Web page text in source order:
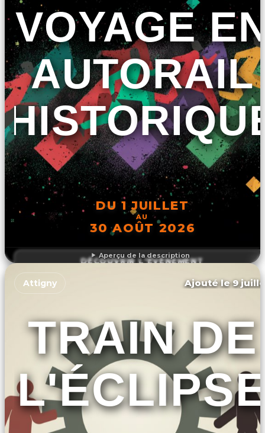
Aperçu de la description
VOYAGE
AUTORAIL
DU 1 JUILLET
AU
30 AOÛT 2026
DÉCOUVRIR L'ÉVÉNEMENT
Attigny Ajouté le 9
TRAIN DE